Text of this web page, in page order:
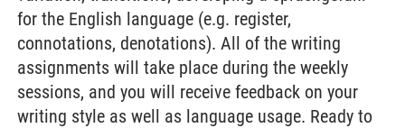
for the English language (e.g. register,
connotations, denotations). All of the writing
assignments will take place during the weekly
sessions, and you will receive feedback on your
writing style as well as language usage. Ready to